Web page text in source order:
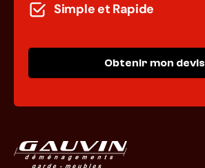
Simple et Rapide
Obtenir mon devis